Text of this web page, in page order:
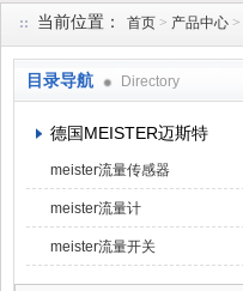
上海维特锐实业发展有限公司
当前位置： 首页 > 产品中心 >
目录导航 Directory
德国MEISTER迈斯特
meister流量传感器
meister流量计
meister流量开关